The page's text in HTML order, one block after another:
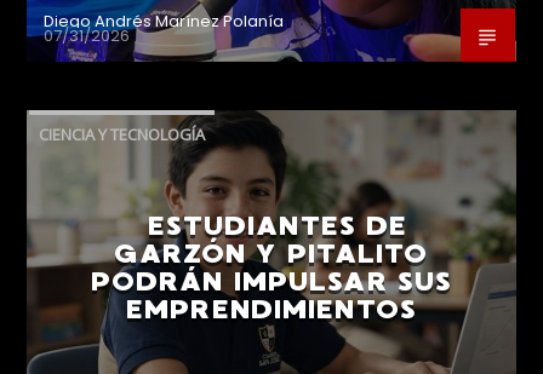
Diego Andrés Marínez Polanía
07/31/2026
CIENCIA Y TECNOLOGÍA
ESTUDIANTES DE
GARZÓN Y PITALITO
PODRÁN IMPULSAR SUS
EMPRENDIMIENTOS